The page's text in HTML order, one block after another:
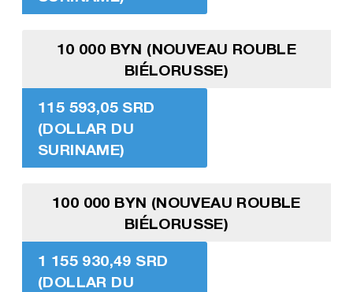
10 000 BYN (NOUVEAU ROUBLE
BIÉLORUSSE)
115 593,05 SRD
(DOLLAR DU
SURINAME)
100 000 BYN (NOUVEAU ROUBLE
BIÉLORUSSE)
1 155 930,49 SRD
(DOLLAR DU